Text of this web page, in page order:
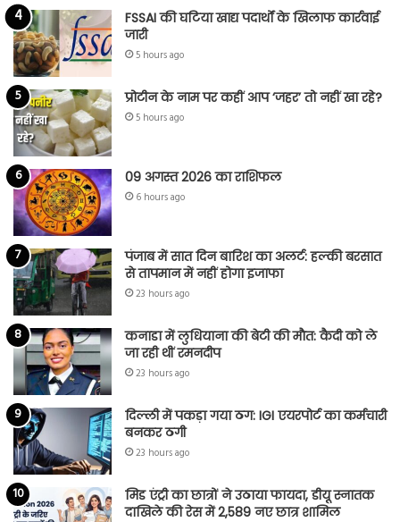
FSSAI की घटिया खाद्य पदार्थों के खिलाफ कार्रवाई
जारी
5 hours ago
प्रोटीन के नाम पर कहीं आप ‘जहर’ तो नहीं खा रहे?
5 hours ago
09 अगस्त 2026 का राशिफल
6 hours ago
पंजाब में सात दिन बारिश का अलर्ट: हल्की बरसात
से तापमान में नहीं होगा इजाफा
23 hours ago
कनाडा में लुधियाना की बेटी की माैत: कैदी को ले
जा रही थीं रमनदीप
23 hours ago
दिल्ली में पकड़ा गया ठग: IGI एयरपोर्ट का कर्मचारी
बनकर ठगी
23 hours ago
मिड एंट्री का छात्रों ने उठाया फायदा, डीयू स्नातक
दाखिले की रेस में 2,589 नए छात्र शामिल